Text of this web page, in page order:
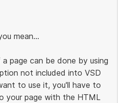
mean...
page can be done by using
not included into VSD
to use it, you'll have to
your page with the HTML